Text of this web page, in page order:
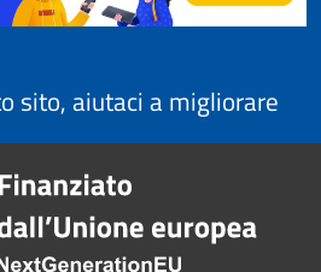
sito, aiutaci a migliorare